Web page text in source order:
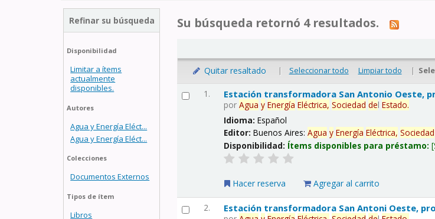
Refinar su búsqueda
Disponibilidad
Limitar a ítems
actualmente
disponibles.
Autores
Agua y Energía Eléct...
Agua y Energía Eléct...
Colecciones
Documentos Externos
Tipos de ítem
Libros
Su búsqueda retornó 4 resultados.
Quitar resaltado | Seleccionar todo Limpiar todo |
1. Estación transformadora San Antonio Oeste,
porAgua y Energía Eléctrica, Sociedad delEstado.
Idioma:Español
Editor:Buenos Aires:Agua y Energía Eléctrica, Sociedad
Disponibilidad: Ítems disponibles para préstamo:
Hacer reserva Agregar al carrito
2. Estación transformadora San Antoni Oeste,